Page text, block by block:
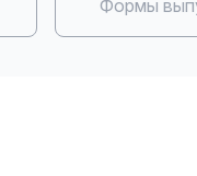
Формы